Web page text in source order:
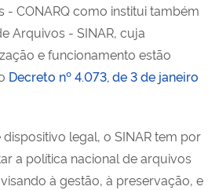
- CONARQ como institui também
Arquivos - SINAR, cuja
e funcionamento estão
Decreto nº 4.073, de 3 de janeiro
legal, o SINAR tem por
a política nacional de arquivos
à gestão, à preservação, e